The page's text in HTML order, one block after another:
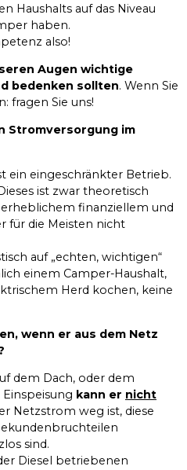
Haushalts auf das Niveau
haben.
also!
Augen wichtige
bedenken sollten. Wenn Sie
fragen Sie uns!
Stromversorgung im
ein eingeschränkter Betrieb.
ist zwar theoretisch
finanziellem und
für die Meisten nicht
auf „echten, wichtigen“
einem Camper-Haushalt,
Herd kochen, keine
wenn er aus dem Netz
dem Dach, oder dem
kann er nicht
Netzstrom weg ist, diese
sind.
Diesel betriebenen